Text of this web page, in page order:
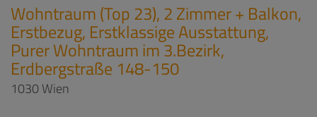
Wohntraum (Top 23), 2 Zimmer + Balkon,
Erstbezug, Erstklassige Ausstattung,
Purer Wohntraum im 3.Bezirk,
Erdbergstraße 148-150
1030 Wien